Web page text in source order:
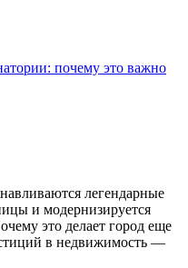
почему это важно
легендарные
и модернизируется
это делает город еще
в недвижимость —